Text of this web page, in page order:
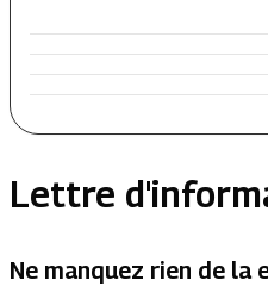
Lettre
Ne manquez rien de la